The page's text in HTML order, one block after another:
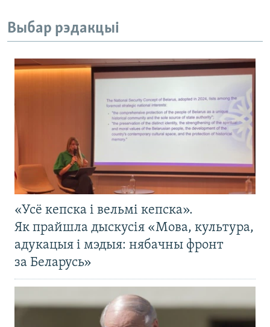
Выбар рэдакцыі
«Усё кепска і вельмі кепска».
Як прайшла дыскусія «Мова, культура,
адукацыя і мэдыя: нябачны фронт
за Беларусь»